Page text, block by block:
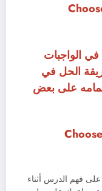
في الواجبات
الحل في
على بعض
على فهم الدرس أثناء